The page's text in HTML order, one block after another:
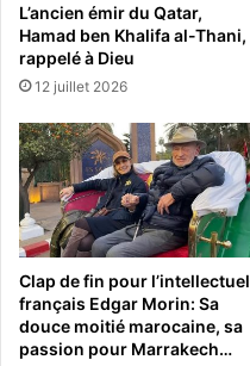
L’ancien émir du Qatar,
Hamad ben Khalifa al-Thani,
rappelé à Dieu
12 juillet 2026
Clap de fin pour l’intellectuel
français Edgar Morin: Sa
douce moitié marocaine, sa
passion pour Marrakech…